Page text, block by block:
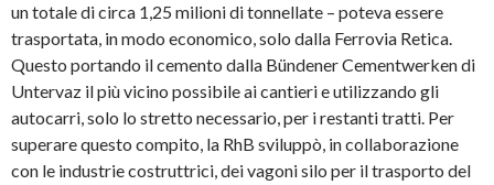
un totale di circa 1,25 milioni di tonnellate – poteva essere
trasportata, in modo economico, solo dalla Ferrovia Retica.
Questo portando il cemento dalla Bündener Cementwerken di
Untervaz il più vicino possibile ai cantieri e utilizzando gli
autocarri, solo lo stretto necessario, per i restanti tratti. Per
superare questo compito, la RhB sviluppò, in collaborazione
con le industrie costruttrici, dei vagoni silo per il trasporto del